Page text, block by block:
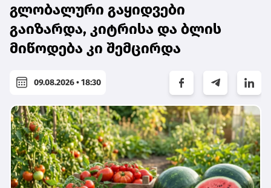
გლობალური გაყიდვები
გაიზარდა, კიტრისა და ბლის
მიწოდება კი შემცირდა
09.08.2026 • 18:30